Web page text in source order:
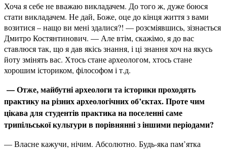
Хоча я себе не вважаю викладачем. До того ж, дуже боюся
стати викладачем. Не дай, Боже, оце до кінця життя з вами
возитися – нащо ви мені здалися?! — розсміявшись, зізнається
Дмитро Костянтинович. — Але втім, скажімо, я до вас
ставлюся так, що я дав якісь знання, і ці знання хоч на якусь
йоту змінять вас. Хтось стане археологом, хтось стане
хорошим істориком, філософом і т.д.
— Отже, майбутні археологи та історики проходять
практику на різних археологічних об’єктах. Проте чим
цікава для студентів практика на поселенні саме
трипільської культури в порівнянні з іншими періодами?
— Власне кажучи, нічим. Абсолютно. Будь-яка пам’ятка